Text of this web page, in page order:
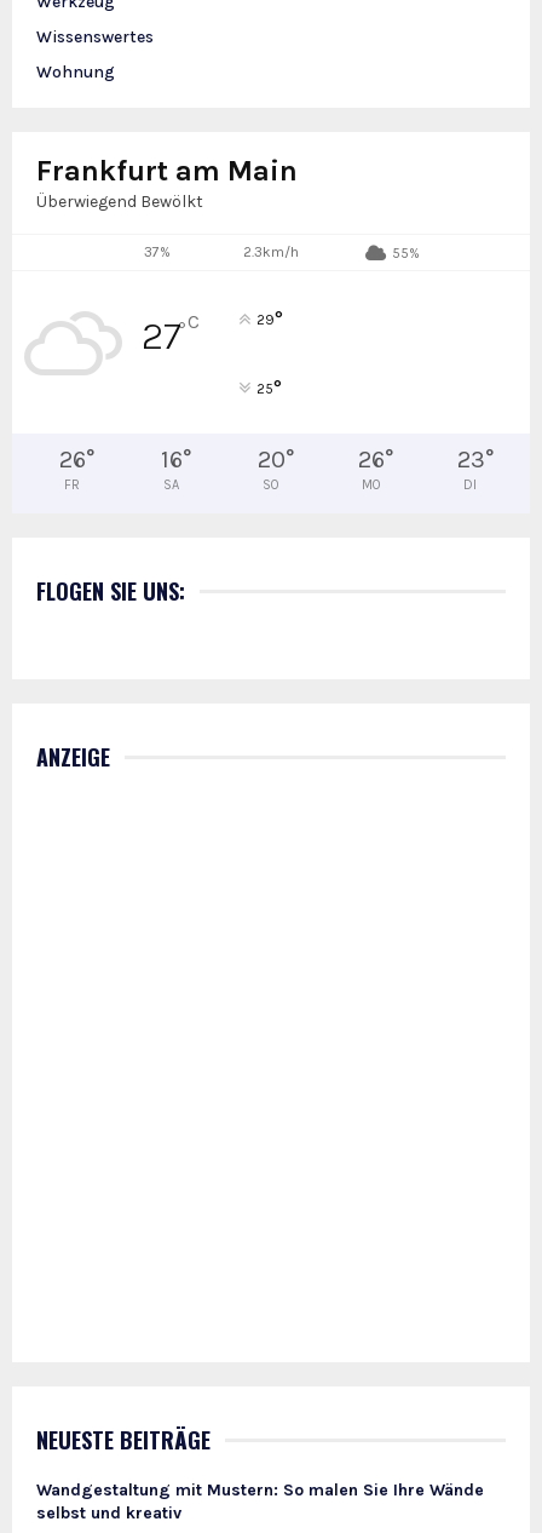
Wissenswertes
Wohnung
Frankfurt am Main
Überwiegend Bewölkt
37% 2.3km/h 55%
27°C 29°
25°
26°
FR
16°
SA
20°
SO
26°
MO
23°
DI
FLOGEN SIE UNS:
ANZEIGE
NEUESTE BEITRÄGE
Wandgestaltung mit Mustern: So malen Sie Ihre Wände
selbst und kreativ